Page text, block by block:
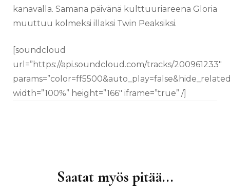
kanavalla. Samana päivänä kulttuuriareena Gloria
muuttuu kolmeksi illaksi Twin Peaksiksi.
[soundcloud
url=”https://api.soundcloud.com/tracks/200961233″
width=”100%” height=”166″ iframe=”true” /]
Saatat myös pitää...